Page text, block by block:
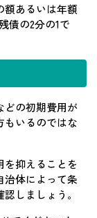
額あるいは年額
債の2分の1で
どの初期費用が
もいるのではな
抑えることを
治体によって条
しましょう。